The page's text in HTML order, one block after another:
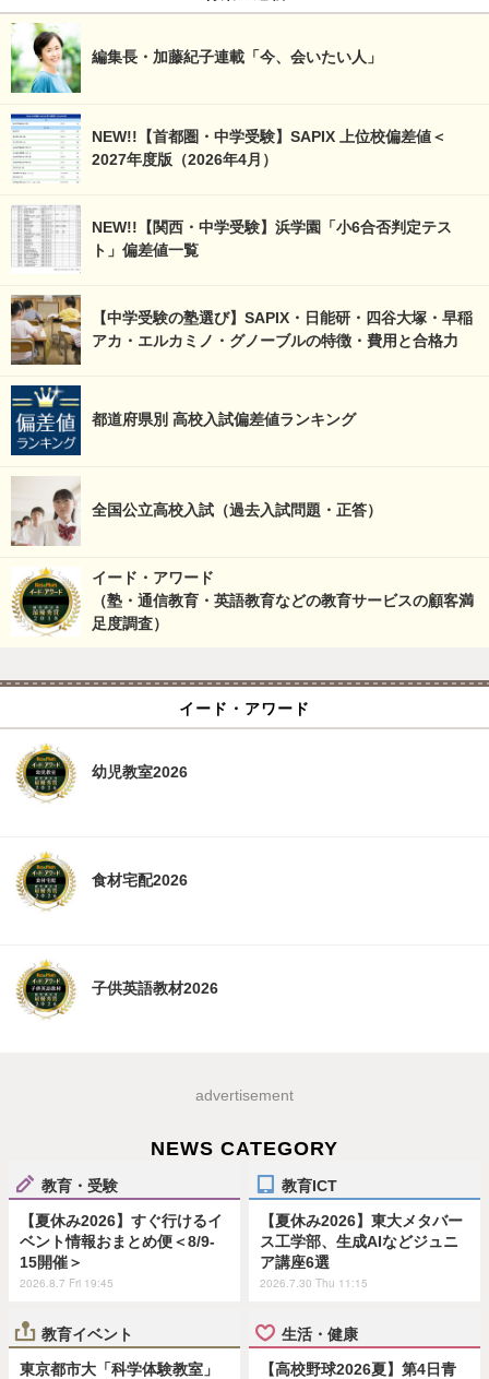
編集長・加藤紀子連載「今、会いたい人」
NEW!!【首都圏・中学受験】SAPIX 上位校偏差値＜
2027年度版（2026年4月）
NEW!!【関西・中学受験】浜学園「小6合否判定テス
ト」偏差値一覧
【中学受験の塾選び】SAPIX・日能研・四谷大塚・早稲
アカ・エルカミノ・グノーブルの特徴・費用と合格力
都道府県別 高校入試偏差値ランキング
全国公立高校入試（過去入試問題・正答）
イード・アワード
（塾・通信教育・英語教育などの教育サービスの顧客満
足度調査）
イード・アワード
幼児教室2026
食材宅配2026
子供英語教材2026
advertisement
NEWS CATEGORY
教育・受験
【夏休み2026】すぐ行けるイ
ベント情報おまとめ便＜8/9-
15開催＞
2026.8.7 Fri 19:45
教育ICT
【夏休み2026】東大メタバー
ス工学部、生成AIなどジュニ
ア講座6選
2026.7.30 Thu 11:15
教育イベント
東京都市大「科学体験教室」
生活・健康
【高校野球2026夏】第4日青